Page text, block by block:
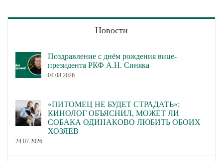
Новости
Поздравление с днём рождения вице-
президента РКФ А.Н. Синяка
04.08.2026
«ПИТОМЕЦ НЕ БУДЕТ СТРАДАТЬ»:
КИНОЛОГ ОБЪЯСНИЛ, МОЖЕТ ЛИ
СОБАКА ОДИНАКОВО ЛЮБИТЬ ОБОИХ
ХОЗЯЕВ
24.07.2026